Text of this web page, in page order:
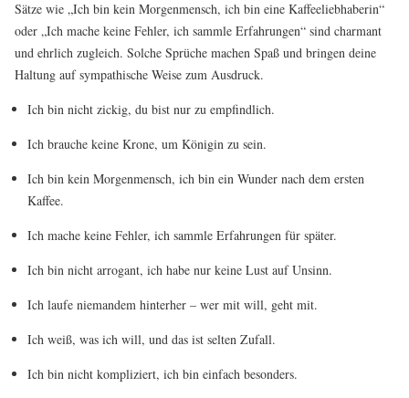
Sätze wie „Ich bin kein Morgenmensch, ich bin eine Kaffeeliebhaberin“
oder „Ich mache keine Fehler, ich sammle Erfahrungen“ sind charmant
und ehrlich zugleich. Solche Sprüche machen Spaß und bringen deine
Haltung auf sympathische Weise zum Ausdruck.
Ich bin nicht zickig, du bist nur zu empfindlich.
Ich brauche keine Krone, um Königin zu sein.
Ich bin kein Morgenmensch, ich bin ein Wunder nach dem ersten
Kaffee.
Ich mache keine Fehler, ich sammle Erfahrungen für später.
Ich bin nicht arrogant, ich habe nur keine Lust auf Unsinn.
Ich laufe niemandem hinterher – wer mit will, geht mit.
Ich weiß, was ich will, und das ist selten Zufall.
Ich bin nicht kompliziert, ich bin einfach besonders.